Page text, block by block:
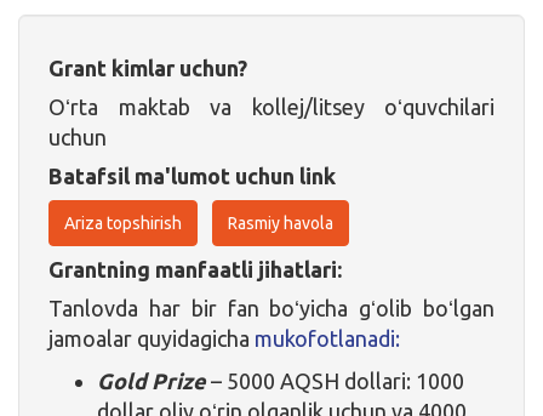
Grant kimlar uchun?
Oʻrta maktab va kollej/litsey oʻquvchilari
uchun
Batafsil ma'lumot uchun link
Ariza topshirish Rasmiy havola
Grantning manfaatli jihatlari:
Tanlovda har bir fan boʻyicha gʻolib boʻlgan
jamoalar quyidagicha mukofotlanadi:
Gold Prize– 5000 AQSH dollari: 1000
dollar oliy oʻrin olganlik uchun va 4000